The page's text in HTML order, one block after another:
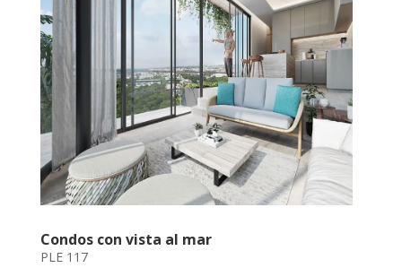
Condos con vista al mar
PLE 117